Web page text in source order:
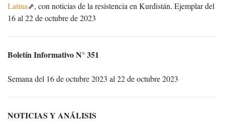
Latina
, con noticias de la resistencia en Kurdistán. Ejemplar del
16 al 22 de octubre de 2023
Boletín Informativo N° 351
Semana del 16 de octubre 2023 al 22 de octubre 2023
NOTICIAS Y ANÁLISIS